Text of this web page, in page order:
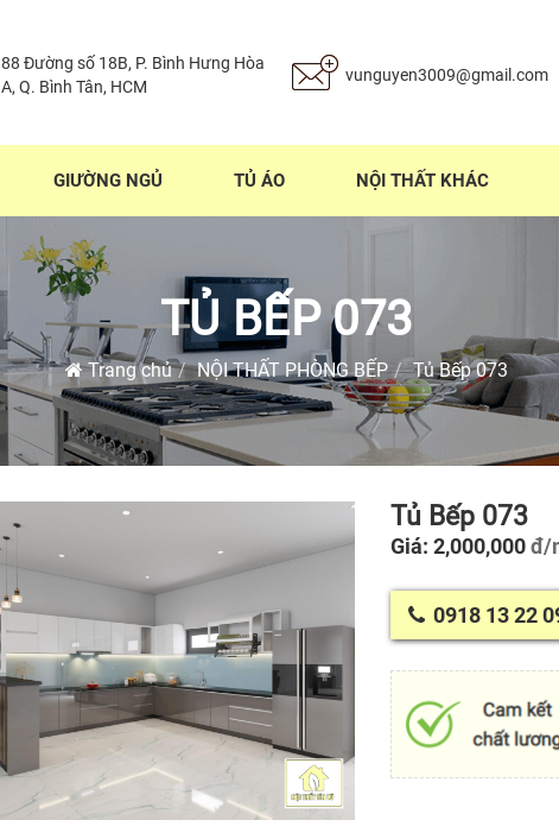
88 Đường số 18B, P. Bình Hưng Hòa
A, Q. Bình Tân, HCM
vunguyen3009@gmail.com
GIƯỜNG NGỦ TỦ ÁO NỘI THẤT KHÁC
TỦ BẾP 073
Trang chủ NỘI THẤT PHÒNG BẾP Tủ Bếp 073
Tủ Bếp 073
Giá: 2,000,000đ/
0918 13 22